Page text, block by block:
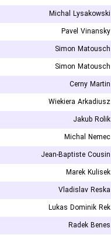
Michal Lysakowski
Pavel Vinansky
Simon Matousch
Simon Matousch
Cerny Martin
Wiekiera Arkadiusz
Jakub Rolik
Michal Nemec
Jean-Baptiste Cousin
Marek Kulisek
Vladislav Reska
Lukas Dominik Rek
Radek Benes